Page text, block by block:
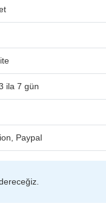
ila 7 gün
Paypal